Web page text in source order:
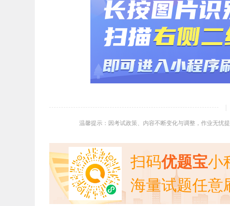
温馨提示：因考试政策、内容不断变化与调整，作业无忧
扫码优题宝小
海量试题任意